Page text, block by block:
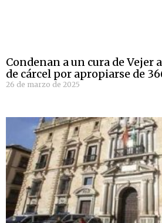
Condenan a un cura de Vejer
de cárcel por apropiarse de
26 de marzo de 2025